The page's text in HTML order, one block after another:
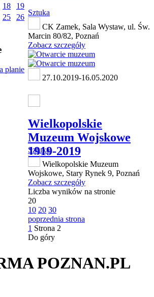
18
19
25
26
planie
Sztuka
CK Zamek, Sala Wystaw, ul. Św.
Marcin 80/82, Poznań
Zobacz szczegóły
27.10.2019-16.05.2020
Wielkopolskie
Muzeum Wojskowe
1919-2019
Sztuka
Wielkopolskie Muzeum
Wojskowe, Stary Rynek 9, Poznań
Zobacz szczegóły
Liczba wyników na stronie
20
10 20 30
poprzednia strona
1 Strona 2
Do góry
POZNAN.PL